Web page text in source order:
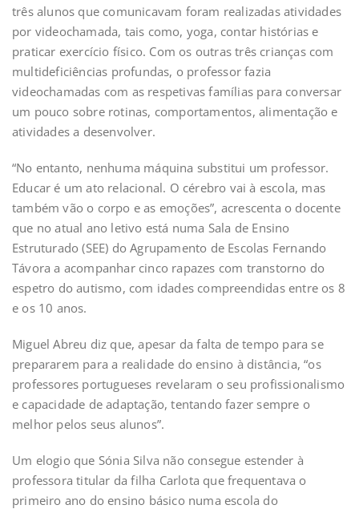
três alunos que comunicavam foram realizadas atividades
por videochamada, tais como, yoga, contar histórias e
praticar exercício físico. Com os outras três crianças com
multideficiências profundas, o professor fazia
videochamadas com as respetivas famílias para conversar
um pouco sobre rotinas, comportamentos, alimentação e
atividades a desenvolver.
“No entanto, nenhuma máquina substitui um professor.
Educar é um ato relacional. O cérebro vai à escola, mas
também vão o corpo e as emoções”, acrescenta o docente
que no atual ano letivo está numa Sala de Ensino
Estruturado (SEE) do Agrupamento de Escolas Fernando
Távora a acompanhar cinco rapazes com transtorno do
espetro do autismo, com idades compreendidas entre os 8
e os 10 anos.
Miguel Abreu diz que, apesar da falta de tempo para se
prepararem para a realidade do ensino à distância, “os
professores portugueses revelaram o seu profissionalismo
e capacidade de adaptação, tentando fazer sempre o
melhor pelos seus alunos”.
Um elogio que Sónia Silva não consegue estender à
professora titular da filha Carlota que frequentava o
primeiro ano do ensino básico numa escola do